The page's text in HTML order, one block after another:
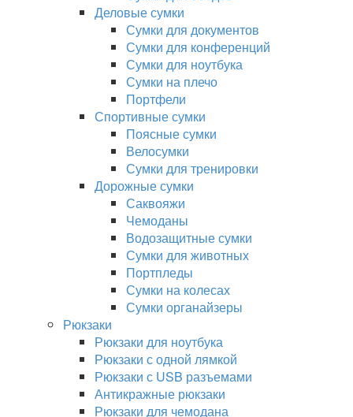
Деловые сумки
Сумки для документов
Сумки для конференций
Сумки для ноутбука
Сумки на плечо
Портфели
Спортивные сумки
Поясные сумки
Велосумки
Сумки для тренировки
Дорожные сумки
Саквояжи
Чемоданы
Водозащитные сумки
Сумки для животных
Портпледы
Сумки на колесах
Сумки органайзеры
Рюкзаки
Рюкзаки для ноутбука
Рюкзаки с одной лямкой
Рюкзаки с USB разъемами
Антикражные рюкзаки
Рюкзаки для чемодана